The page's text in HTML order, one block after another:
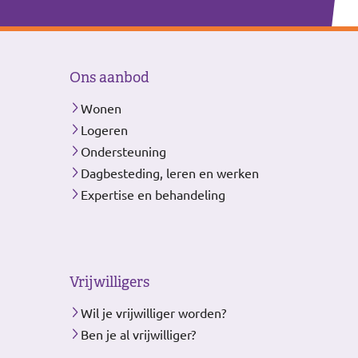
Ons aanbod
Wonen
Logeren
Ondersteuning
Dagbesteding, leren en werken
Expertise en behandeling
Vrijwilligers
Wil je vrijwilliger worden?
Ben je al vrijwilliger?